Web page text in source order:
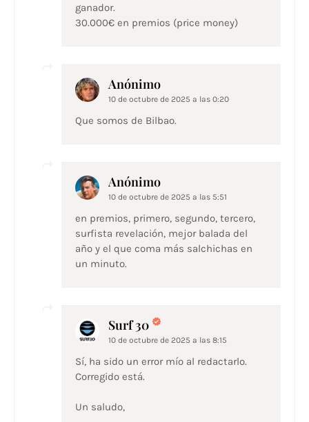
ganador.
30.000€ en premios (price money)
Anónimo
10 de octubre de 2025 a las 0:20
Que somos de Bilbao.
Anónimo
10 de octubre de 2025 a las 5:51
en premios, primero, segundo, tercero,
surfista revelación, mejor balada del
año y el que coma más salchichas en
un minuto.
Surf 30
10 de octubre de 2025 a las 8:15
Sí, ha sido un error mío al redactarlo.
Corregido está.
Un saludo,